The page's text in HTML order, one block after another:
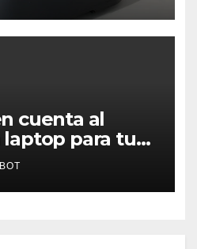
cuenta al
para tu